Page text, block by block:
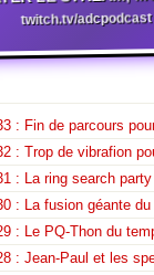
twitch.tv/adcpodcast
: Fin de parcours
: Trop de vibrafion
: La ring search
: La fusion géante
: Le PQ-Thon du
: Jean-Paul et les